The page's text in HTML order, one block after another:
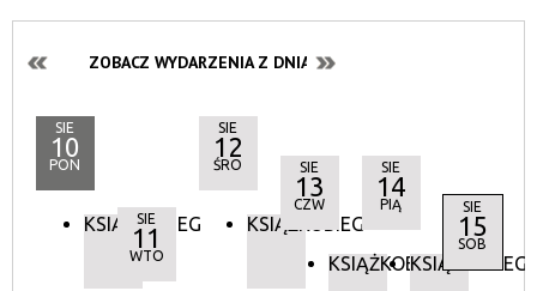
ZOBACZ WYDARZENIA Z DNIA:
SIE
10
PON
KSIĄŻKOBIEG
SIE
11
WTO
SIE
12
ŚRO
KSIĄŻKOBIEG
SIE
13
CZW
KSIĄŻKOBIEG
SIE
14
PIĄ
KSIĄŻKOBIEG
SIE
15
SOB